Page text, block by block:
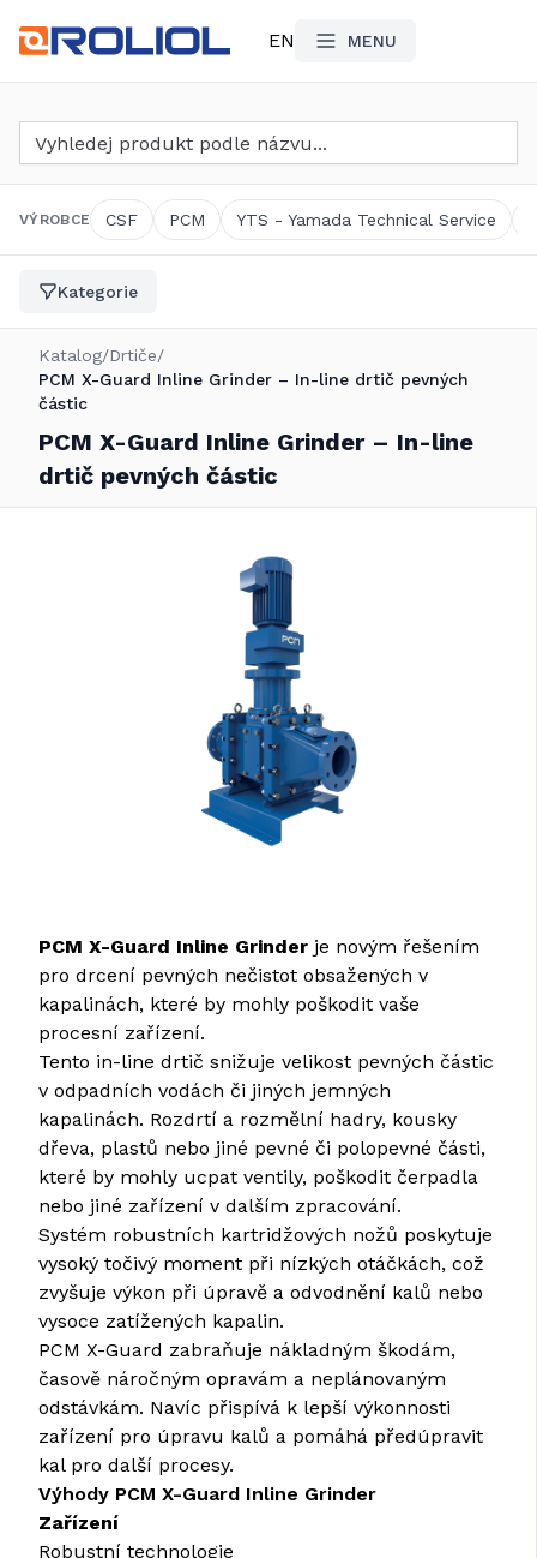
EN MENU
Vyhledat produkt
VÝROBCE CSF PCM YTS - Yamada Technical Service
Kategorie
Katalog/Drtiče/
PCM X-Guard Inline Grinder – In-line drtič pevných
částic
PCM X-Guard Inline Grinder – In-line
drtič pevných částic
PCM X-Guard Inline Grinder je novým řešením
pro drcení pevných nečistot obsažených v
kapalinách, které by mohly poškodit vaše
procesní zařízení.
Tento in-line drtič snižuje velikost pevných částic
v odpadních vodách či jiných jemných
kapalinách. Rozdrtí a rozmělní hadry, kousky
dřeva, plastů nebo jiné pevné či polopevné části,
které by mohly ucpat ventily, poškodit čerpadla
nebo jiné zařízení v dalším zpracování.
Systém robustních kartridžových nožů poskytuje
vysoký točivý moment při nízkých otáčkách, což
zvyšuje výkon při úpravě a odvodnění kalů nebo
vysoce zatížených kapalin.
PCM X-Guard zabraňuje nákladným škodám,
časově náročným opravám a neplánovaným
odstávkám. Navíc přispívá k lepší výkonnosti
zařízení pro úpravu kalů a pomáhá předúpravit
kal pro další procesy.
Výhody PCM X-Guard Inline Grinder
Zařízení
Robustní technologie